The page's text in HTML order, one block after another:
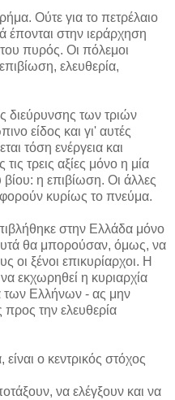
Ούτε για το πετρέλαιο
έπονται στην ιεράρχηση
πυρός. Οι πόλεμοι
ελευθερία,
διεύρυνσης των τριών
είδος και γι' αυτές
τόση ενέργεια και
τρεις αξίες μόνο η μία
βίου: η επιβίωση. Οι άλλες
κυρίως το πνεύμα.
στην Ελλάδα μόνο
θα μπορούσαν, όμως, να
οι ξένοι επικυρίαρχοι. Η
εκχωρηθεί η κυριαρχία
των Ελλήνων - ας μην
προς την ελευθερία
ο κεντρικός στόχος
να ελέγξουν και να